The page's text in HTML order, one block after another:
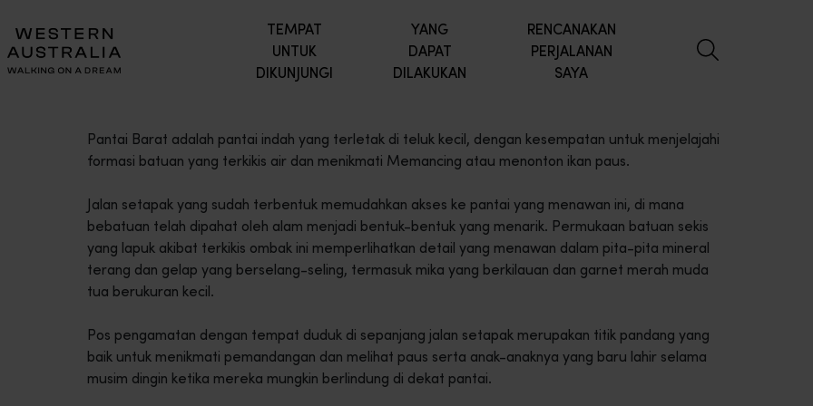
TEMPAT
UNTUK
DIKUNJUNGI
YANG
DAPAT
DILAKUKAN
RENCANAKAN
PERJALANAN
SAYA
Pantai Barat adalah pantai indah yang terletak di teluk kecil, dengan kesempatan untuk menjelajahi
formasi batuan yang terkikis air dan menikmati Memancing atau menonton ikan paus.
Jalan setapak yang sudah terbentuk memudahkan akses ke pantai yang menawan ini, di mana
bebatuan telah dipahat oleh alam menjadi bentuk-bentuk yang menarik. Permukaan batuan sekis
yang lapuk akibat terkikis ombak ini memperlihatkan detail yang menawan dalam pita-pita mineral
terang dan gelap yang berselang-seling, termasuk mika yang berkilauan dan garnet merah muda
tua berukuran kecil.
Pos pengamatan dengan tempat duduk di sepanjang jalan setapak merupakan titik pandang yang
baik untuk menikmati pemandangan dan melihat paus serta anak-anaknya yang baru lahir selama
musim dingin ketika mereka mungkin berlindung di dekat pantai.